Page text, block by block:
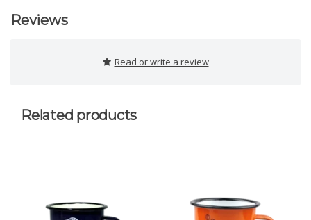
Reviews
Read or write a review
Related products